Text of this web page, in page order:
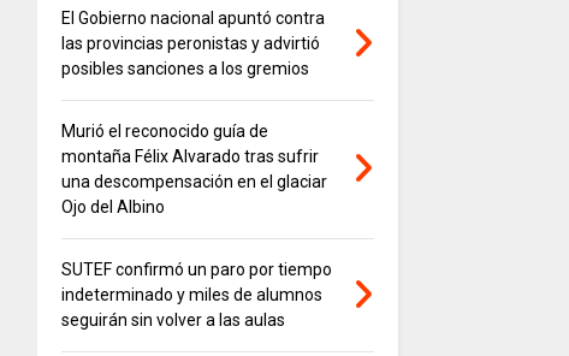
El Gobierno nacional apuntó contra
las provincias peronistas y advirtió
posibles sanciones a los gremios
Murió el reconocido guía de
montaña Félix Alvarado tras sufrir
una descompensación en el glaciar
Ojo del Albino
SUTEF confirmó un paro por tiempo
indeterminado y miles de alumnos
seguirán sin volver a las aulas